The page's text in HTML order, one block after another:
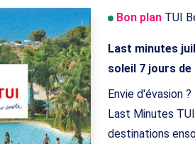
Bon planTUI
Last minutes
soleil 7 jours de
Envie d'évasion
Last Minutes
destinations